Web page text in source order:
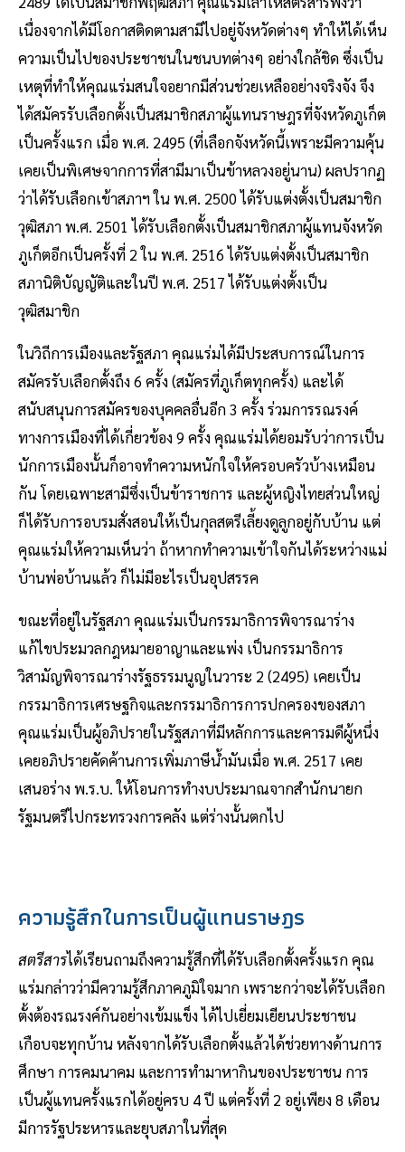
เนื่องจากได้มีโอกาสติดตามสามีไปอยู่จังหวัดต่างๆ ทำให้ได้เห็น
ความเป็นไปของประชาชนในชนบทต่างๆ อย่างใกล้ชิด ซึ่งเป็น
เหตุที่ทำให้คุณแร่มสนใจอยากมีส่วนช่วยเหลืออย่างจริงจัง จึง
ได้สมัครรับเลือกตั้งเป็นสมาชิกสภาผู้แทนราษฎรที่จังหวัดภูเก็ต
เป็นครั้งแรก เมื่อ พ.ศ. 2495 (ที่เลือกจังหวัดนี้เพราะมีความคุ้น
เคยเป็นพิเศษจากการที่สามีมาเป็นข้าหลวงอยู่นาน) ผลปรากฏ
ว่าได้รับเลือกเข้าสภาฯ ใน พ.ศ. 2500 ได้รับแต่งตั้งเป็นสมาชิก
วุฒิสภา พ.ศ. 2501 ได้รับเลือกตั้งเป็นสมาชิกสภาผู้แทนจังหวัด
ภูเก็ตอีกเป็นครั้งที่ 2 ใน พ.ศ. 2516 ได้รับแต่งตั้งเป็นสมาชิก
สภานิติบัญญัติและในปี พ.ศ. 2517 ได้รับแต่งตั้งเป็น
วุฒิสมาชิก
ในวิถีการเมืองและรัฐสภา คุณแร่มได้มีประสบการณ์ในการ
สมัครรับเลือกตั้งถึง 6 ครั้ง (สมัครที่ภูเก็ตทุกครั้ง) และได้
สนับสนุนการสมัครของบุคคลอื่นอีก 3 ครั้ง ร่วมการรณรงค์
ทางการเมืองที่ได้เกี่ยวข้อง 9 ครั้ง คุณแร่มได้ยอมรับว่าการเป็น
นักการเมืองนั้นก็อาจทำความหนักใจให้ครอบครัวบ้างเหมือน
กัน โดยเฉพาะสามีซึ่งเป็นข้าราชการ และผู้หญิงไทยส่วนใหญ่
ก็ได้รับการอบรมสั่งสอนให้เป็นกุลสตรีเลี้ยงดูลูกอยู่กับบ้าน แต่
คุณแร่มให้ความเห็นว่า ถ้าหากทำความเข้าใจกันได้ระหว่างแม่
บ้านพ่อบ้านแล้ว ก็ไม่มีอะไรเป็นอุปสรรค
ขณะที่อยู่ในรัฐสภา คุณแร่มเป็นกรรมาธิการพิจารณาร่าง
แก้ไขประมวลกฎหมายอาญาและแพ่ง เป็นกรรมาธิการ
วิสามัญพิจารณาร่างรัฐธรรมนูญในวาระ 2 (2495) เคยเป็น
กรรมาธิการเศรษฐกิจและกรรมาธิการการปกครองของสภา
คุณแร่มเป็นผู้อภิปรายในรัฐสภาที่มีหลักการและคารมดีผู้หนึ่ง
เคยอภิปรายคัดค้านการเพิ่มภาษีน้ำมันเมื่อ พ.ศ. 2517 เคย
เสนอร่าง พ.ร.บ. ให้โอนการทำงบประมาณจากสำนักนายก
รัฐมนตรีไปกระทรวงการคลัง แต่ร่างนั้นตกไป
ความรู้สึกในการเป็นผู้แทนราษฎร
สตรีสารได้เรียนถามถึงความรู้สึกที่ได้รับเลือกตั้งครั้งแรก คุณ
แร่มกล่าวว่ามีความรู้สึกภาคภูมิใจมาก เพราะกว่าจะได้รับเลือก
ตั้งต้องรณรงค์กันอย่างเข้มแข็ง ได้ไปเยี่ยมเยียนประชาชน
เกือบจะทุกบ้าน หลังจากได้รับเลือกตั้งแล้วได้ช่วยทางด้านการ
ศึกษา การคมนาคม และการทำมาหากินของประชาชน การ
เป็นผู้แทนครั้งแรกได้อยู่ครบ 4 ปี แต่ครั้งที่ 2 อยู่เพียง 8 เดือน
มีการรัฐประหารและยุบสภาในที่สุด